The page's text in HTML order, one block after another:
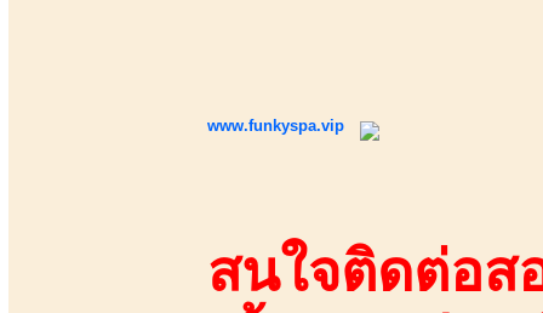
www.funkyspa.vip
สนใจติดต่อส